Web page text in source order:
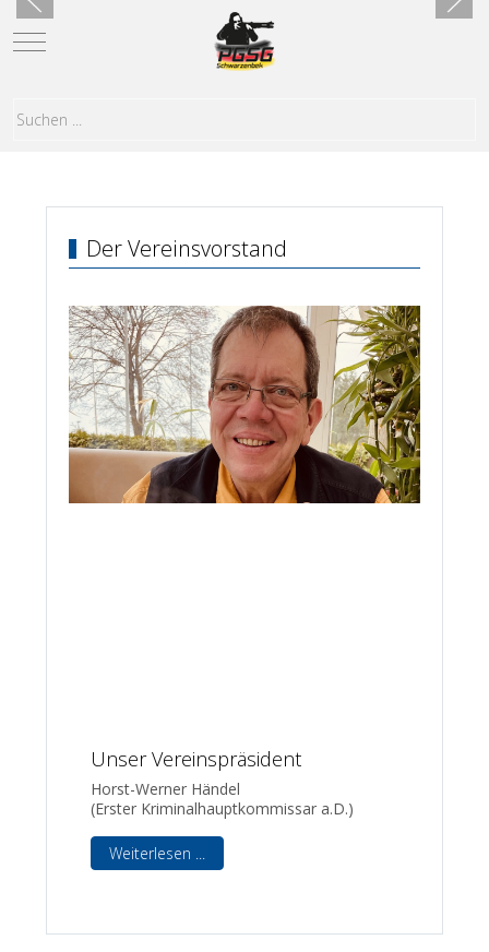
Mobile Menu Toggle
Der Vereinsvorstand
Unser Vereinspräsident
Horst-Werner Händel
(Erster Kriminalhauptkommissar a.D.)
Weiterlesen ...